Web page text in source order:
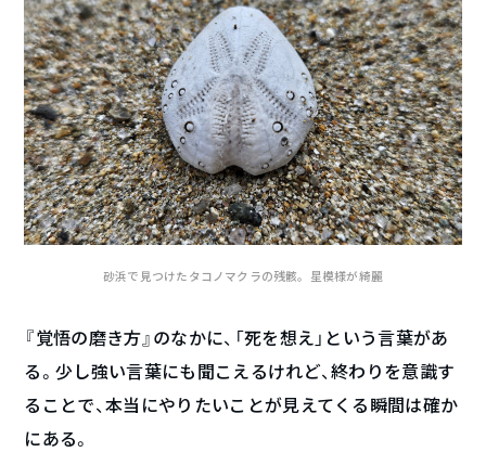
砂浜で見つけたタコノマクラの残骸。星模様が綺麗
『覚悟の磨き方』のなかに、「死を想え」という言葉があ
る。少し強い言葉にも聞こえるけれど、終わりを意識す
ることで、本当にやりたいことが見えてくる瞬間は確か
にある。